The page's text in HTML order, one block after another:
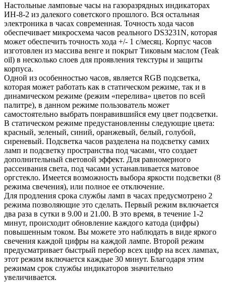
Настольные ламповые часы на газоразрядных индикаторах
ИН-8-2 из далекого советского прошлого. Вся остальная
электроника в часах современная. Точность хода часов
обеспечивает микросхема часов реального DS3231N, которая
может обеспечить точность хода +/- 1 с/месяц. Корпус часов
изготовлен из массива венге и покрыт Тиковым маслом (Teak
oil) в несколько слоев для проявления текстуры и защиты
корпуса.
Одной из особенностью часов, является RGB подсветка,
которая может работать как в статическом режиме, так и в
динамическом режиме (режим «перелива» цветов по всей
палитре), в данном режиме пользователь может
самостоятельно выбрать понравившийся ему цвет подсветки.
В статическом режиме предустановленны следующие цвета:
красный, зеленый, синий, оранжевый, белый, голубой,
сиреневый. Подсветка часов разделена на подсветку самих
ламп и подсветку пространства под часами, что создает
дополнительный световой эффект. Для равномерного
рассеивания света, под часами устанавливается матовое
оргстекло. Имеется возможность выбора яркости подсветки (8
режима свечения), или полное ее отключение.
Для продления срока службы ламп в часах предусмотрено 2
режима позволяющие это сделать. Первый режим включается
два раза в сутки в 9.00 и 21.00. В это время, в течение 1-2
минут, происходит обновление каждого катода (цифры)
повышенным током. Вы можете это наблюдать в виде яркого
свечения каждой цифры на каждой лампе. Второй режим
предусматривает быстрый перебор всех цифр на всех лампах,
этот режим включается каждые 30 минут. Благодаря этим
режимам срок службы индикаторов значительно
увеличивается.